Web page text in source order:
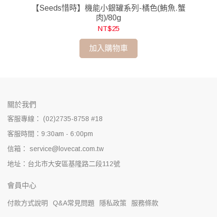
【Seeds惜時】機能小銀罐系列-橘色(鮪魚.蟹
肉)/80g
NT$25
加入購物車
關於我們
客服專線： (02)2735-8758 #18
客服時間：9:30am - 6:00pm
信箱： service@lovecat.com.tw
地址：台北市大安區基隆路二段112號
會員中心
付款方式說明 Q&A常見問題 隱私政策 服務條款